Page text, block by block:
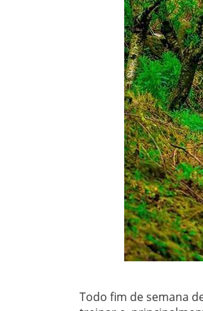
Todo fim de semana